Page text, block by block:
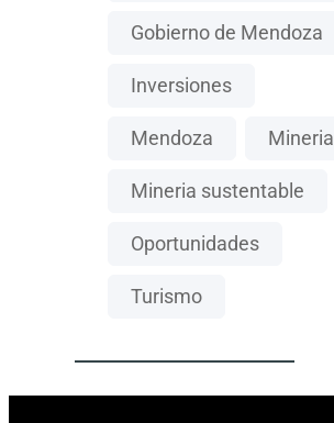
Gobierno de Mendoza
Inversiones
Mendoza Mineria
Mineria sustentable
Oportunidades
Turismo